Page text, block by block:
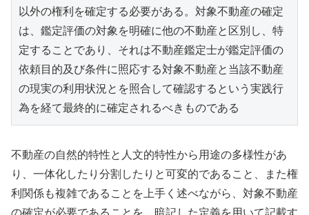
以外の権利を確定する必要がある。対象不動産の確定
は、鑑定評価の対象を明確に他の不動産と区別し、特
定することであり、それは不動産鑑定士が鑑定評価の
依頼目的及び条件に照応する対象不動産と当該不動産
の現実の利用状況とを照合して確認するという実践行
為を経て最終的に確定されるべきものである
不動産の自然的特性と人文的特性から用途の多様性があ
り、一体化したり分割したりと可変的であること、また権
利関係も複雑であることを上手く述べながら、対象不動産